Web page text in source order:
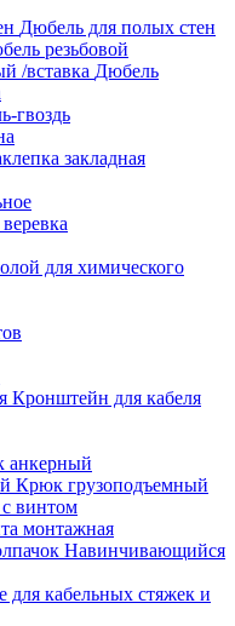
Дюбель для полых стен
резьбовой
Дюбель
гвоздь
закладная
для химического
Кронштейн для кабеля
анкерный
Крюк грузоподъемный
винтом
монтажная
Навинчивающийся